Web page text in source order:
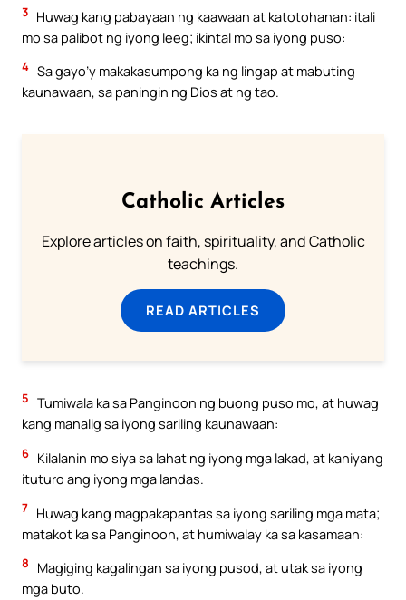
3 Huwag kang pabayaan ng kaawaan at katotohanan: itali
mo sa palibot ng iyong leeg; ikintal mo sa iyong puso:
4 Sa gayo’y makakasumpong ka ng lingap at mabuting
kaunawaan, sa paningin ng Dios at ng tao.
Catholic Articles
Explore articles on faith, spirituality, and Catholic
teachings.
READ ARTICLES
5 Tumiwala ka sa Panginoon ng buong puso mo, at huwag
kang manalig sa iyong sariling kaunawaan:
6 Kilalanin mo siya sa lahat ng iyong mga lakad, at kaniyang
ituturo ang iyong mga landas.
7 Huwag kang magpakapantas sa iyong sariling mga mata;
matakot ka sa Panginoon, at humiwalay ka sa kasamaan:
8
Magiging kagalingan sa iyong pusod, at utak sa iyong
mga buto.